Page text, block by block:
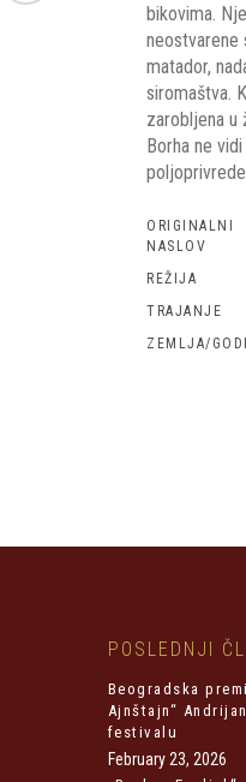
bikovima.
neostvarene
matador,
siromaštva.
zarobljena u
Borha ne
ORIGINALNI
NASLOV
REŽIJA
TRAJANJE
ZEMLJA/
POSLEDNJI
Beogradska
Ajnštajn“
festivalu
February 23, 2026